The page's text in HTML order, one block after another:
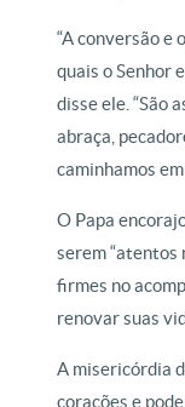
“A conversão e
quais o Senhor
disse ele. “São
abraça,
caminhamos
O Papa
serem “atentos
firmes no
renovar suas
A misericórdia
corações e